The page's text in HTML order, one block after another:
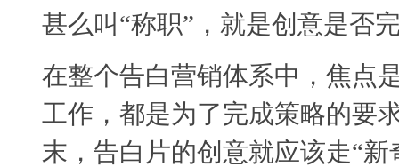
甚么叫“称职”，就是创意是否
在整个告白营销体系中，焦点
工作，都是为了完成策略的要
末，告白片的创意就应该走“